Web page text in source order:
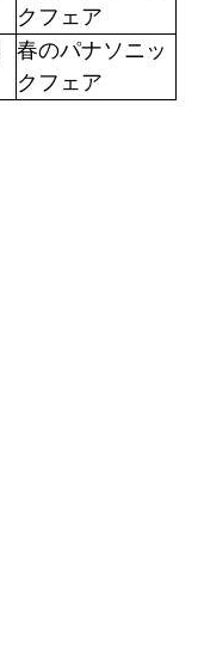
クフェア
春のパナソニッ
クフェア